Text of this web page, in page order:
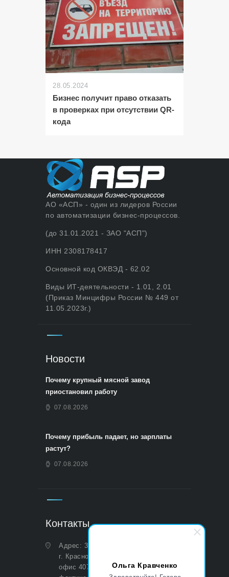
Ольга Кравченко
28.05.2024
Бизнес получит право отказать
в проверках при отсутствии QR-
кода
АО «АСП» - один из лидеров России
по автоматизации бизнес-процессов.
(до 31.01.2021 - ЗАО "АСП")
ИНН 2308178417
Основной код ОКВЭД - 62.02
Виды ИТ-деятельности - 1.01, 2.01
(Приказ Минцифры России № 449 от
11.05.2023г.)
Новости
Почему крупный мясной завод
приостановил работу
07.08.2026
Почему прибыль падает, но зарплаты
растут?
07.08.2026
Контакты
Адрес: 350051, Краснодарский край,
г. Краснодар, ул. Дальняя, д. 27,
офис 407 (Юридический и